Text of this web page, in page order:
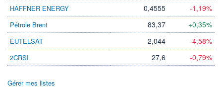
HAFFNER ENERGY 0,4555 -1,19%
Pétrole Brent 83,37 +0,35%
EUTELSAT 2,044 -4,58%
2CRSI 27,6 -0,79%
Gérer mes listes